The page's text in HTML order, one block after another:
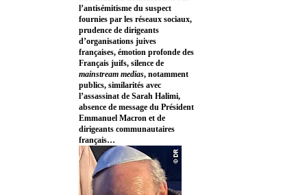
l’antisémitisme du suspect
fournies par les réseaux sociaux,
prudence de dirigeants
d’organisations juives
françaises, émotion profonde des
Français juifs, silence de
mainstream medias, notamment
publics, similarités avec
l’assassinat de Sarah Halimi,
absence de message du Président
Emmanuel Macron et de
dirigeants communautaires
français…